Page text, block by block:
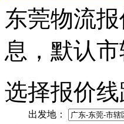
东莞物流
息，默认
选择报价线
出发地：